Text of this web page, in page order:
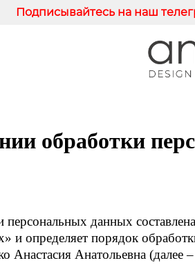
Подписывайтесь на наш
обработки
данных
определяет порядок
Анастасия Анатольевна (далее